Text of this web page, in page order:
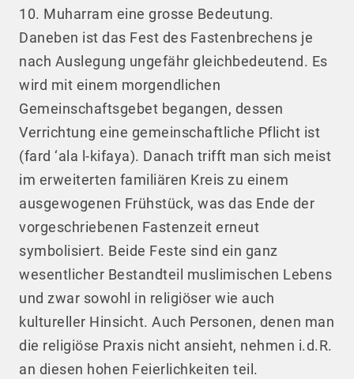
10. Muharram eine grosse Bedeutung.
Daneben ist das Fest des Fastenbrechens je
nach Auslegung ungefähr gleichbedeutend. Es
wird mit einem morgendlichen
Gemeinschaftsgebet begangen, dessen
Verrichtung eine gemeinschaftliche Pflicht ist
(fard ‘ala l-kifaya). Danach trifft man sich meist
im erweiterten familiären Kreis zu einem
ausgewogenen Frühstück, was das Ende der
vorgeschriebenen Fastenzeit erneut
symbolisiert. Beide Feste sind ein ganz
wesentlicher Bestandteil muslimischen Lebens
und zwar sowohl in religiöser wie auch
kultureller Hinsicht. Auch Personen, denen man
die religiöse Praxis nicht ansieht, nehmen i.d.R.
an diesen hohen Feierlichkeiten teil.